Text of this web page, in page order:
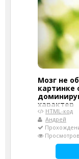
Мозг не
картинке
характер
HTML-код
Андрей